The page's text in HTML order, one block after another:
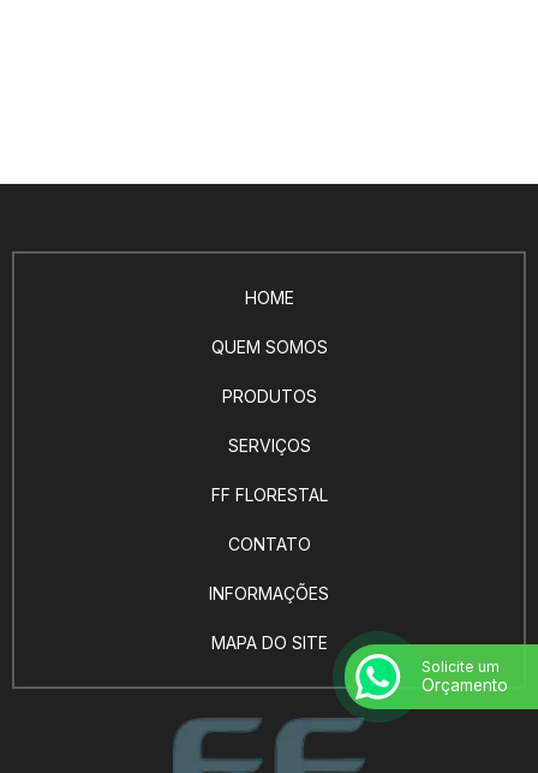
HOME
QUEM SOMOS
PRODUTOS
SERVIÇOS
FF FLORESTAL
CONTATO
INFORMAÇÕES
MAPA DO SITE
Solicite um
Orçamento